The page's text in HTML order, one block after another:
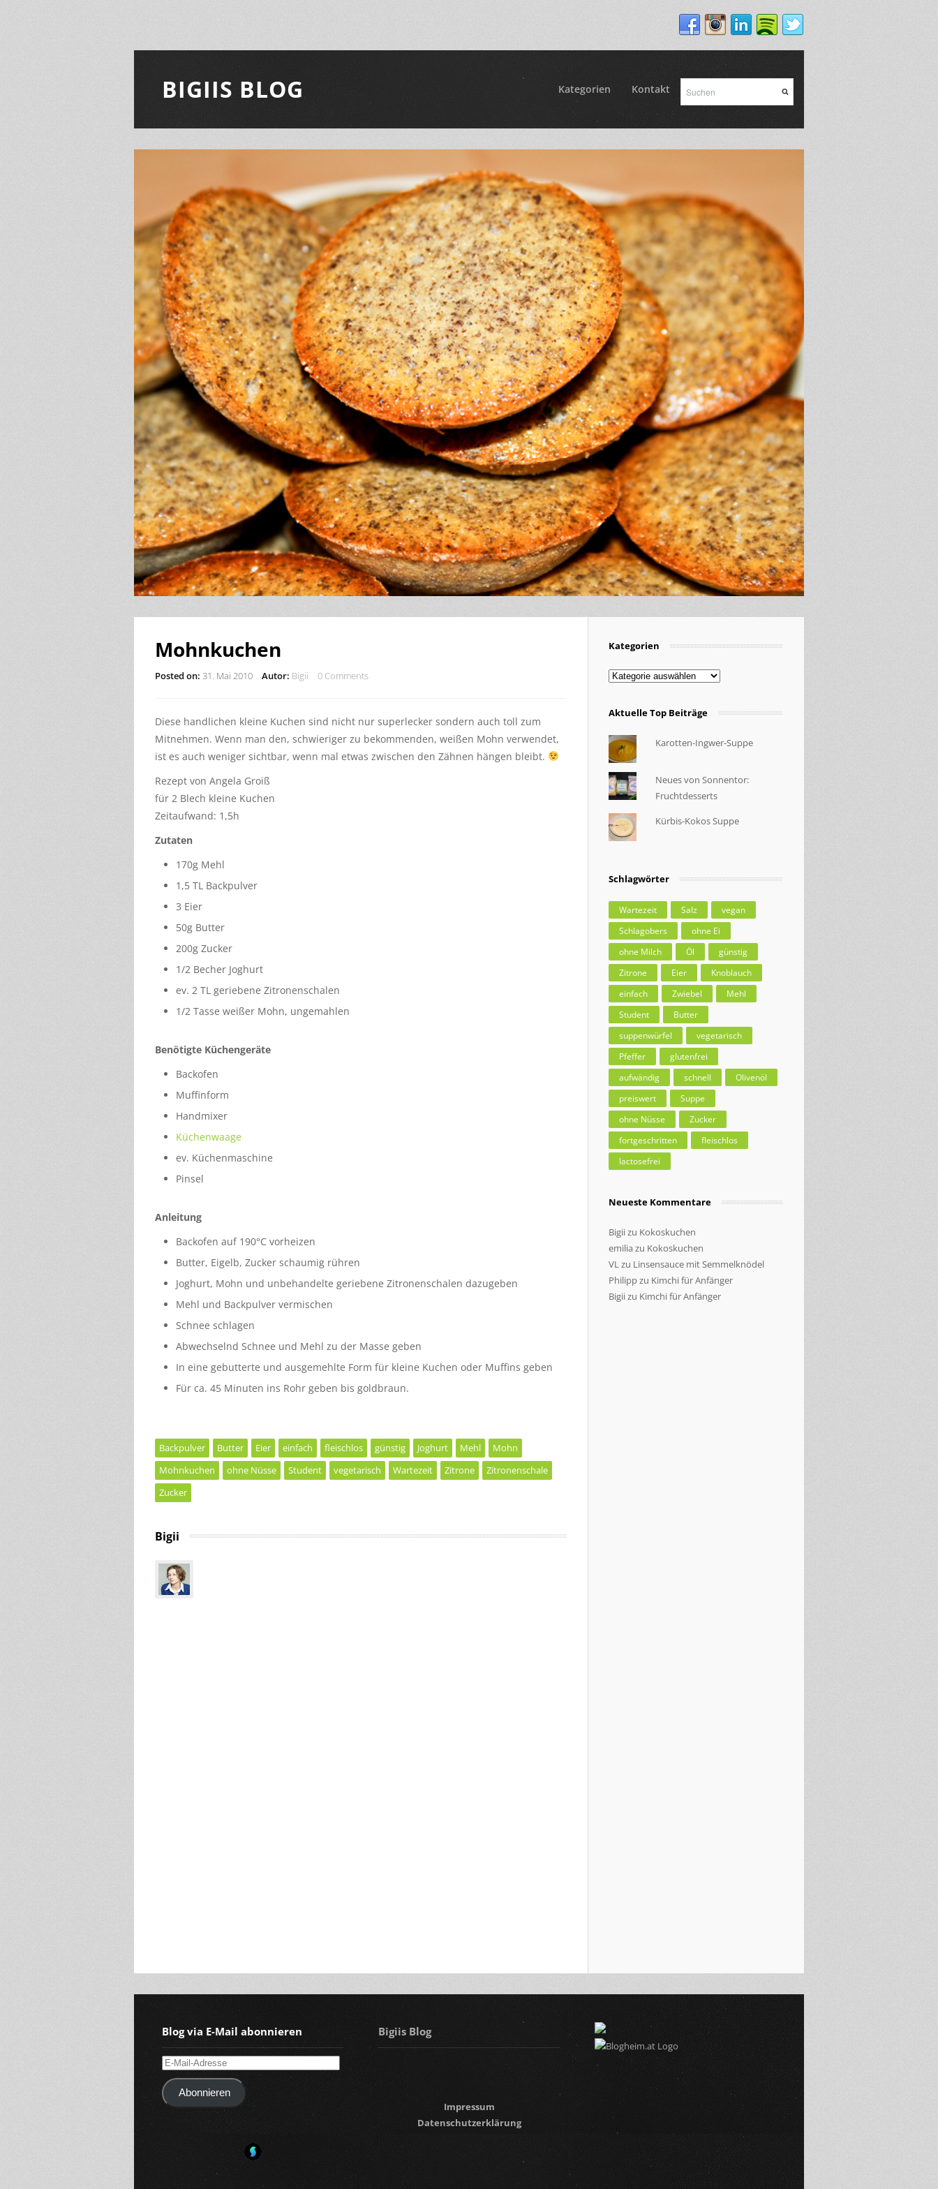
BIGIIS BLOG Kategorien Kontakt
Mohnkuchen
Posted on: 31. Mai 2010 Autor: Bigii 0 Comments
Diese handlichen kleine Kuchen sind nicht nur superlecker sondern auch toll zum
Mitnehmen. Wenn man den, schwieriger zu bekommenden, weißen Mohn verwendet,
ist es auch weniger sichtbar, wenn mal etwas zwischen den Zähnen hängen bleibt.
Rezept von Angela Groiß
für 2 Blech kleine Kuchen
Zeitaufwand: 1,5h
Zutaten
170g Mehl
1,5 TL Backpulver
3 Eier
50g Butter
200g Zucker
1/2 Becher Joghurt
ev. 2 TL geriebene Zitronenschalen
1/2 Tasse weißer Mohn, ungemahlen
Benötigte Küchengeräte
Backofen
Muffinform
Handmixer
Küchenwaage
ev. Küchenmaschine
Pinsel
Anleitung
Backofen auf 190°C vorheizen
Butter, Eigelb, Zucker schaumig rühren
Joghurt, Mohn und unbehandelte geriebene Zitronenschalen dazugeben
Mehl und Backpulver vermischen
Schnee schlagen
Abwechselnd Schnee und Mehl zu der Masse geben
In eine gebutterte und ausgemehlte Form für kleine Kuchen oder Muffins geben
Für ca. 45 Minuten ins Rohr geben bis goldbraun.
Backpulver Butter Eier einfach fleischlos günstig Joghurt Mehl
Mohn
Mohnkuchen
ohne Nüsse Student vegetarisch Wartezeit Zitrone
Zitronenschale
Zucker
Bigii
Kategorien
Kategorien
Aktuelle Top Beiträge
Karotten-Ingwer-Suppe
Neues von Sonnentor:
Fruchtdesserts
Kürbis-Kokos Suppe
Schlagwörter
Wartezeit Salz
vegan
Schlagobers
ohne Ei
ohne Milch
Öl
günstig
Zitrone
Eier
Knoblauch
einfach
Zwiebel
Mehl
Student
Butter
suppenwürfel
vegetarisch
Pfeffer
glutenfrei
aufwändig
schnell
Olivenöl
preiswert
Suppe
ohne Nüsse
Zucker
fortgeschritten
fleischlos
lactosefrei
Neueste Kommentare
Bigiizu Kokoskuchen
emilia zu Kokoskuchen
VL zu Linsensauce mit Semmelknödel
Philippzu Kimchi für Anfänger
Bigiizu Kimchi für Anfänger
Blog via E-Mail abonnieren
E-
Mail-
AdresseAbonnieren
Bigiis Blog
Impressum
Datenschutzerklärung